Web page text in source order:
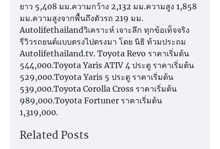
ยาว 5,408 มม.ความกว้าง 2,132 มม.ความสูง 1,858
มม.ความสูงจากพื้นถึงตัวรถ 219 มม.
Autolifethailandวิเคราะห์ เจาะลึก ทุกข้อเท็จจริง
รีวิวรถยนต์แบบตรงไปตรงมา โดย นิธิ ท้วมประถม
Autolifethailand.tv. Toyota Revo ราคาเริ่มต้น
544,000.Toyota Yaris ATIV 4 ประตู ราคาเริ่มต้น
529,000.Toyota Yaris 5 ประตู ราคาเริ่มต้น
539,000.Toyota Corolla Cross ราคาเริ่มต้น
989,000.Toyota Fortuner ราคาเริ่มต้น
1,319,000.
Related Posts